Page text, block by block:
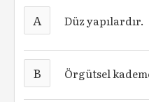
A Düz yapılardır.
B Örgütsel